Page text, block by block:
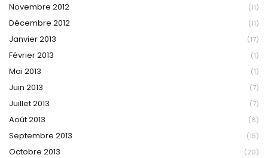
Novembre 2012 (11)
Décembre 2012 (11)
Janvier 2013 (17)
Février 2013 (1)
Mai 2013 (1)
Juin 2013 (7)
Juillet 2013 (7)
Août 2013 (6)
Septembre 2013 (15)
Octobre 2013 (20)